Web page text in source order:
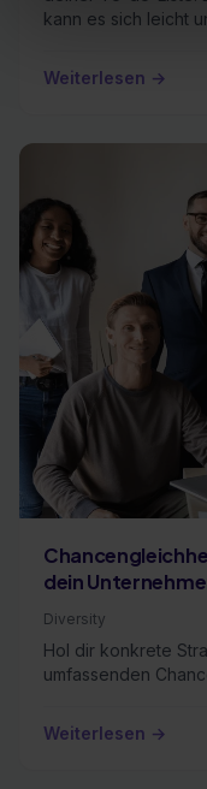
kann es sich leicht
Weiterlesen →
dein
Diversity
Hol dir konkrete
umfassenden
Weiterlesen →